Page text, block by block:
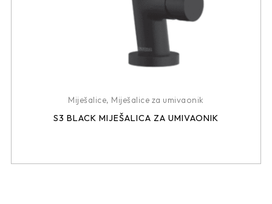
Miješalice, Miješalice za umivaonik
S3 BLACK MIJEŠALICA ZA UMIVAONIK